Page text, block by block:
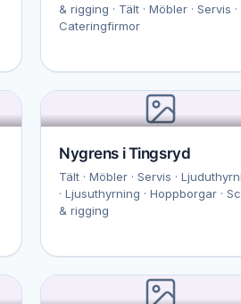
& rigging · Tält · Möbler · Servis ·
Cateringfirmor
Nygrens i Tingsryd
Tält · Möbler · Servis ·
· Ljusuthyrning · Hoppborgar ·
& rigging